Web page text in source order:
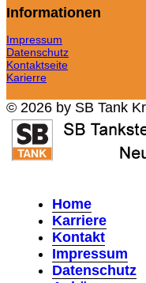
Informationen
Impressum
Datenschutz
Kontaktseite
Karierre
© 2026 by SB Tank
Home
Karriere
Kontakt
Impressum
Datenschutz